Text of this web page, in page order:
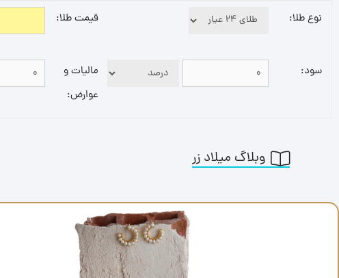
نوع طلا:
قیمت طلا:
سود:
مالیات و
عوارض:
وبلاگ میلاد زر